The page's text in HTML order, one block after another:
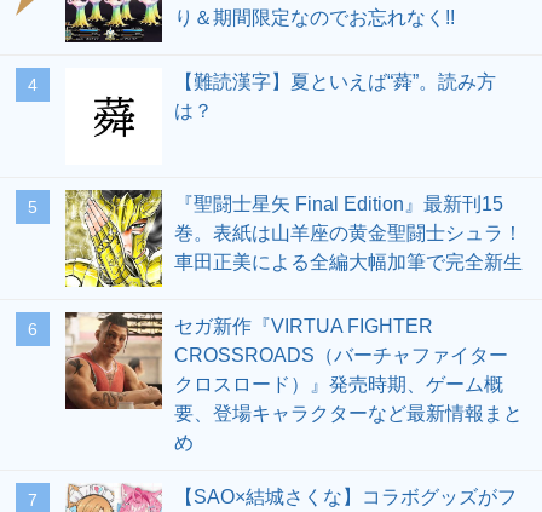
り＆期間限定なのでお忘れなく!!
4
【難読漢字】夏といえば“蕣”。読み方
は？
5
『聖闘士星矢 Final Edition』最新刊15
巻。表紙は山羊座の黄金聖闘士シュラ！
車田正美による全編大幅加筆で完全新生
6
セガ新作『VIRTUA FIGHTER
CROSSROADS（バーチャファイター
クロスロード）』発売時期、ゲーム概
要、登場キャラクターなど最新情報まと
め
7
【SAO×結城さくな】コラボグッズがフ